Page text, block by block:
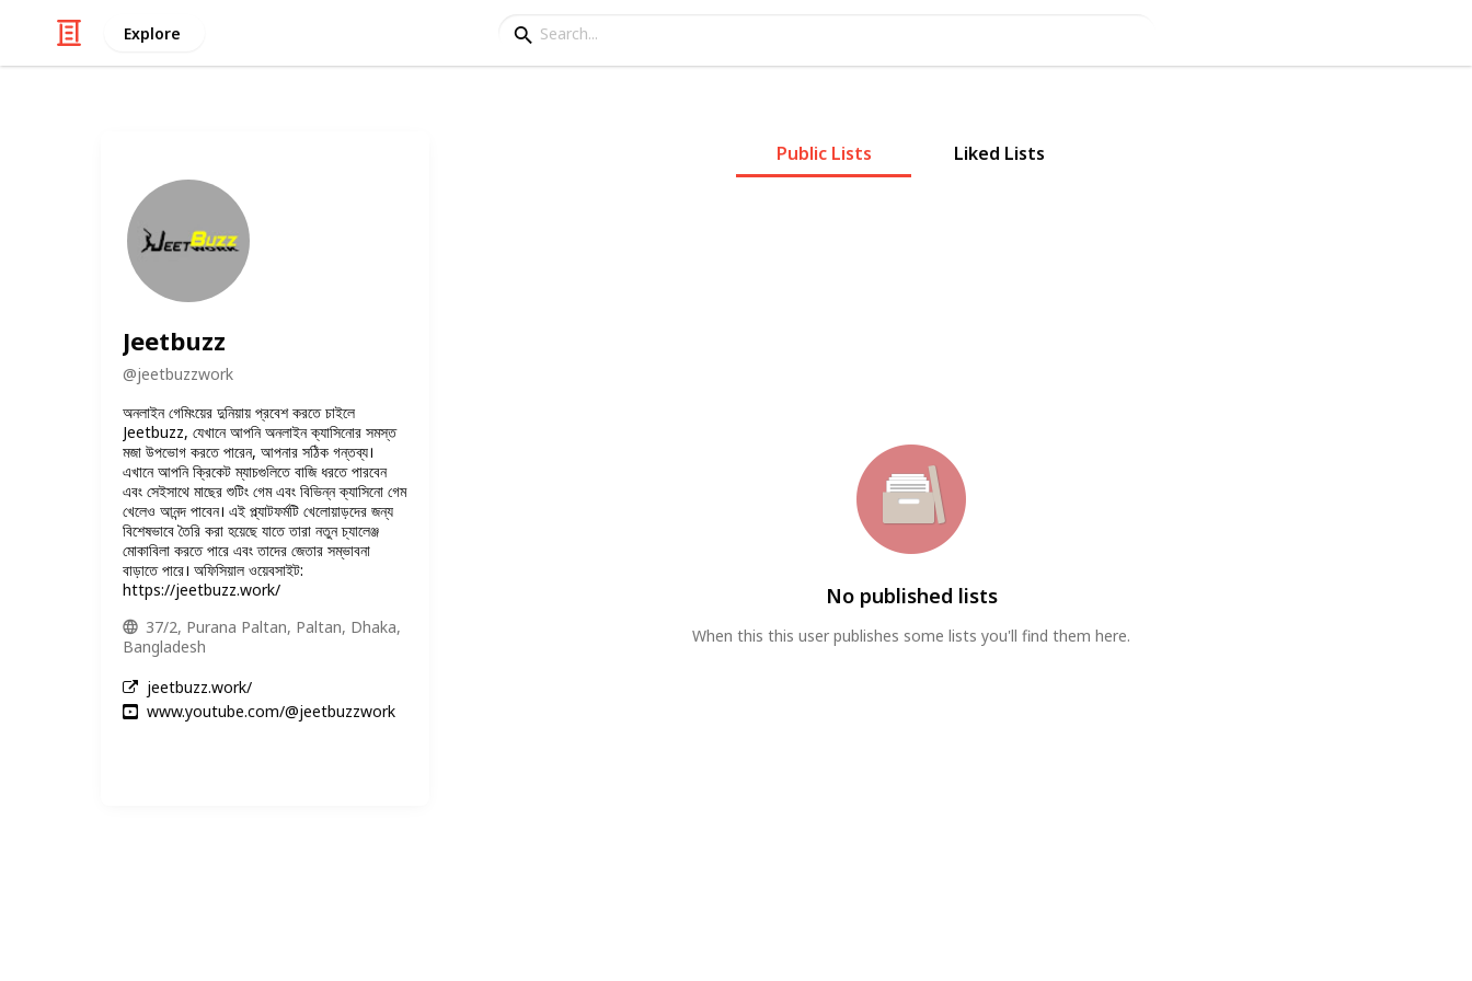
Explore
Jeetbuzz
@jeetbuzzwork
অনলাইন গেমিংয়ের দুনিয়ায় প্রবেশ করতে চাইলে
Jeetbuzz, যেখানে আপনি অনলাইন ক্যাসিনোর সমস্ত
মজা উপভোগ করতে পারেন, আপনার সঠিক গন্তব্য।
এখানে আপনি ক্রিকেট ম্যাচগুলিতে বাজি ধরতে পারবেন
এবং সেইসাথে মাছের শুটিং গেম এবং বিভিন্ন ক্যাসিনো গেম
খেলেও আনন্দ পাবেন। এই প্ল্যাটফর্মটি খেলোয়াড়দের জন্য
বিশেষভাবে তৈরি করা হয়েছে যাতে তারা নতুন চ্যালেঞ্জ
মোকাবিলা করতে পারে এবং তাদের জেতার সম্ভাবনা
বাড়াতে পারে। অফিসিয়াল ওয়েবসাইট:
https://jeetbuzz.work/
37/2, Purana Paltan, Paltan, Dhaka,
Bangladesh
jeetbuzz.work/
www.youtube.com/@jeetbuzzwork
Public Lists Liked Lists
No published lists
When this this user publishes some lists you'll find them here.